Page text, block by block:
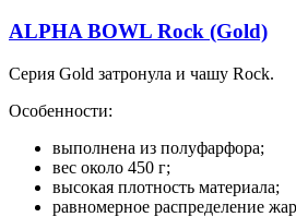
ALPHA BOWL Rock (Gold)
Серия Gold затронула и чашу Rock.
Особенности:
выполнена из полуфарфора;
вес около 450 г;
высокая плотность материала;
равномерное распределение